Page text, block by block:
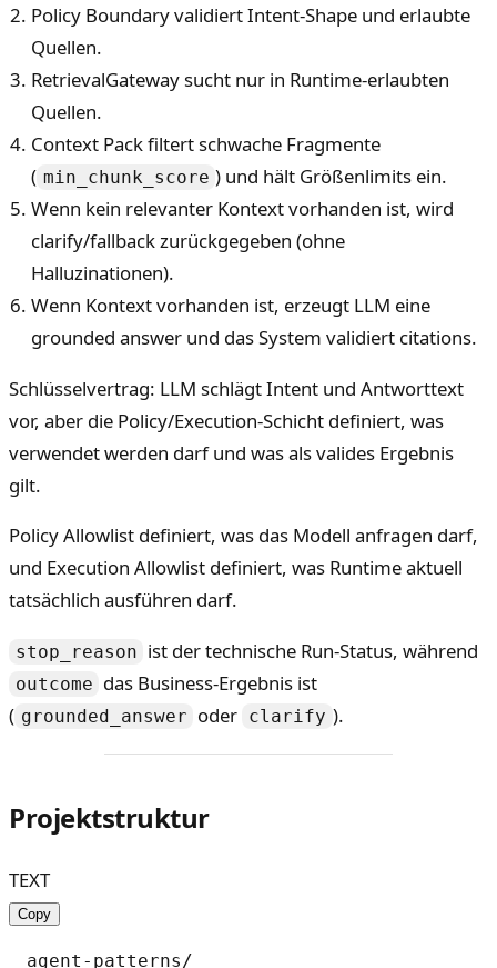
Policy Boundary validiert Intent-Shape und erlaubte
Quellen.
RetrievalGateway sucht nur in Runtime-erlaubten
Quellen.
Context Pack filtert schwache Fragmente
( min_chunk_score ) und hält Größenlimits ein.
Wenn kein relevanter Kontext vorhanden ist, wird
clarify/fallback zurückgegeben (ohne
Halluzinationen).
Wenn Kontext vorhanden ist, erzeugt LLM eine
grounded answer und das System validiert citations.
Schlüsselvertrag: LLM schlägt Intent und Antworttext
vor, aber die Policy/Execution-Schicht definiert, was
verwendet werden darf und was als valides Ergebnis
gilt.
Policy Allowlist definiert, was das Modell anfragen darf,
und Execution Allowlist definiert, was Runtime aktuell
tatsächlich ausführen darf.
stop_reason ist der technische Run-Status, während
outcome das Business-Ergebnis ist
( grounded_answer oder clarify ).
Projektstruktur
TEXT
Copy
agent-patterns/